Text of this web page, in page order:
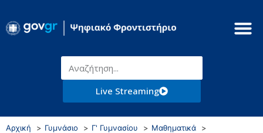
Live Streaming
Αρχική Γυμνάσιο Γ' Γυμνασίου
Μαθηματικά